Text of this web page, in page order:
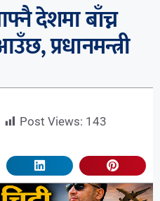
देशमा बाँच्न
प्रधानमन्त्री
Post Views: 143